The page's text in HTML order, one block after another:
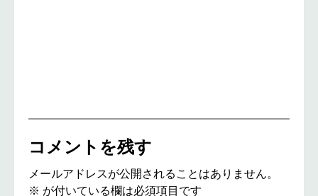
コメントを残す
メールアドレスが公開されることはありません。
※ が付いている欄は必須項目です